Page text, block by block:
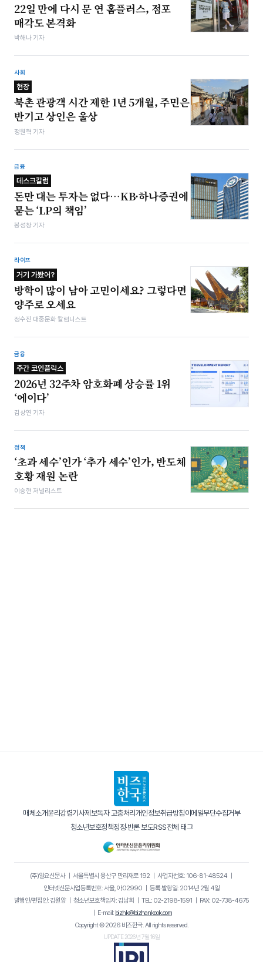
22일 만에 다시 문 연 홈플러스, 점포
매각도 본격화
박해나 기자
사회
현장
북촌 관광객 시간 제한 1년 5개월, 주민은
반기고 상인은 울상
정원혁 기자
금융
데스크칼럼
돈만 대는 투자는 없다…KB·하나증권에
묻는 ‘LP의 책임’
봉성창 기자
라이프
거기 가봤어?
방학이 많이 남아 고민이세요? 그렇다면
양주로 오세요
정수진 대중문화 칼럼니스트
금융
주간 코인플릭스
2026년 32주차 암호화폐 상승률 1위
‘에이다’
김상연 기자
정책
‘초과 세수’인가 ‘추가 세수’인가, 반도체
호황 재원 논란
이승현 저널리스트
매체소개윤리강령기사제보독자 고충처리 개인정보취급방침이메일무단수집거부
청소년보호정책정정·반론 보도RSS전체 태그
(주)일요신문사｜ 서울특별시 용산구 만리재로 192｜ 사업자번호: 106-81-48524｜
인터넷신문사업등록번호: 서울, 아02990 ｜ 등록·발행일: 2014년 2월 4일
발행인/편집인: 김원양｜ 청소년보호책임자: 김남희 ｜ TEL: 02-2198-1591 ｜ FAX: 02-738-4675
｜ E-mail: bizhk@bizhankook.com
Copyright © 2026 비즈한국. All rights reserved.
UPDATE 2026년 7월 16일